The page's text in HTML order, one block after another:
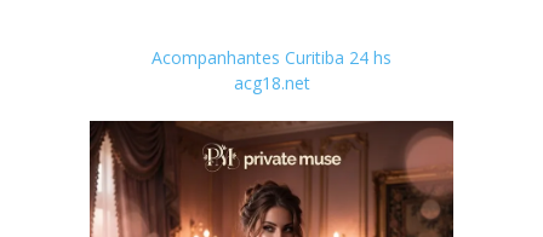
Acompanhantes Curitiba 24 hs
acg18.net